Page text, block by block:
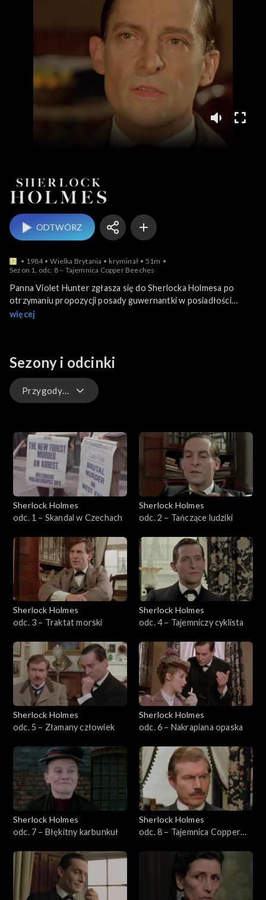
Sherlock Holmes
ODTWÓRZ
1984 Wielka Brytania kryminał
51m
Sezon 1, odc. 8 – Tajemnica Copper Beeches
Panna Violet Hunter zgłasza się do Sherlocka Holmesa po
otrzymaniu propozycji posady guwernantki w posiadłości
Copper Beeches. Na miejscu spotyka się tam z dziwnymi
chce przejąć jej majątek. Holmes i Watson przybywają na
miejsce i pomagają udaremnić plan Rucastle’a oraz uwolnić
dziewczynę.
więcej
Sezony i odcinki
Przygody Sherlocka Holmesa
Sherlock Holmes
odc. 1 – Skandal w Czechach
Sherlock Holmes
odc. 2 – Tańczące ludziki
Sherlock Holmes
odc. 3 – Traktat morski
Sherlock Holmes
odc. 4 – Tajemniczy cyklista
Sherlock Holmes
odc. 5 – Złamany człowiek
Sherlock Holmes
odc. 6 – Nakrapiana opaska
Sherlock Holmes
odc. 7 – Błękitny karbunkuł
Sherlock Holmes
odc. 8 – Tajemnica Copper